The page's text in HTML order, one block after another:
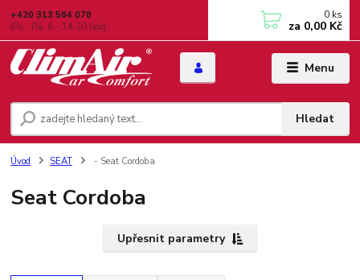
Menu
Hledat
+420 313 564 078
(Po - Pá: 6 - 14:30 hod)
0 ks
za 0,00 Kč
Úvod SEAT - Seat Cordoba
Seat Cordoba
Upřesnit parametry